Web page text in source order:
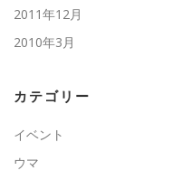
2011年12月
2010年3月
カテゴリー
イベント
ウマ